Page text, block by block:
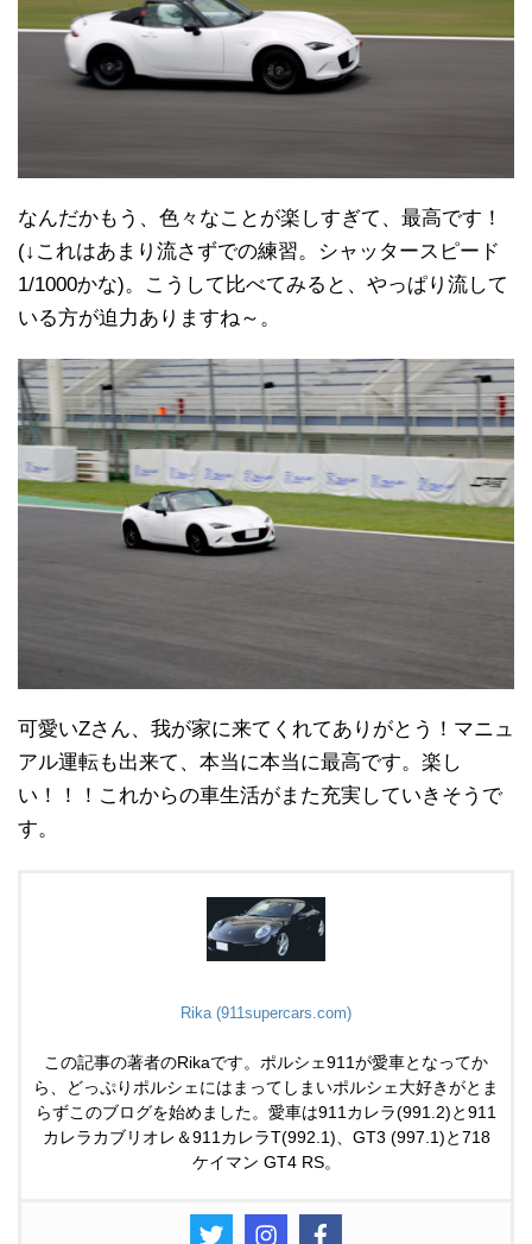
なんだかもう、色々なことが楽しすぎて、最高です！
(↓これはあまり流さずでの練習。シャッタースピード
1/1000かな)。こうして比べてみると、やっぱり流して
いる方が迫力ありますね～。
可愛いZさん、我が家に来てくれてありがとう！マニュ
アル運転も出来て、本当に本当に最高です。楽し
い！！！これからの車生活がまた充実していきそうで
す。
Rika (911supercars.com)
この記事の著者のRikaです。ポルシェ911が愛車となってか
ら、どっぷりポルシェにはまってしまいポルシェ大好きがとま
らずこのブログを始めました。愛車は911カレラ(991.2)と911
カレラカブリオレ＆911カレラT(992.1)、GT3 (997.1)と718
ケイマン GT4 RS。